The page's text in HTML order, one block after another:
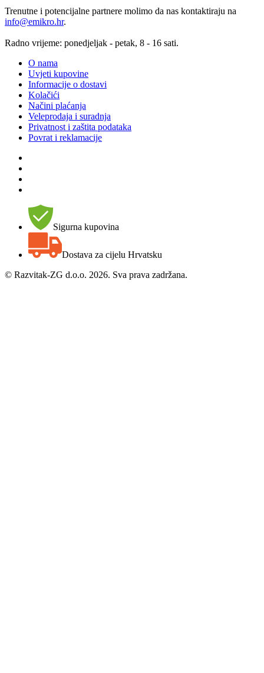
Trenutne i potencijalne partnere molimo da nas kontaktiraju na
info@emikro.hr.
Radno vrijeme: ponedjeljak - petak, 8 - 16 sati.
O nama
Uvjeti kupovine
Informacije o dostavi
Kolačići
Načini plaćanja
Veleprodaja i suradnja
Privatnost i zaštita podataka
Povrat i reklamacije
Sigurna kupovina
Dostava za cijelu Hrvatsku
© Razvitak-ZG d.o.o. 2026. Sva prava zadržana.